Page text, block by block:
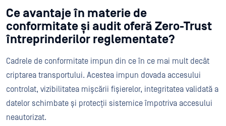
Ce avantaje în materie de
conformitate și audit oferă Zero-Trust
întreprinderilor reglementate?
Cadrele de conformitate impun din ce în ce mai mult decât
criptarea transportului. Acestea impun dovada accesului
controlat, vizibilitatea mișcării fișierelor, integritatea validată a
datelor schimbate și protecții sistemice împotriva accesului
neautorizat.